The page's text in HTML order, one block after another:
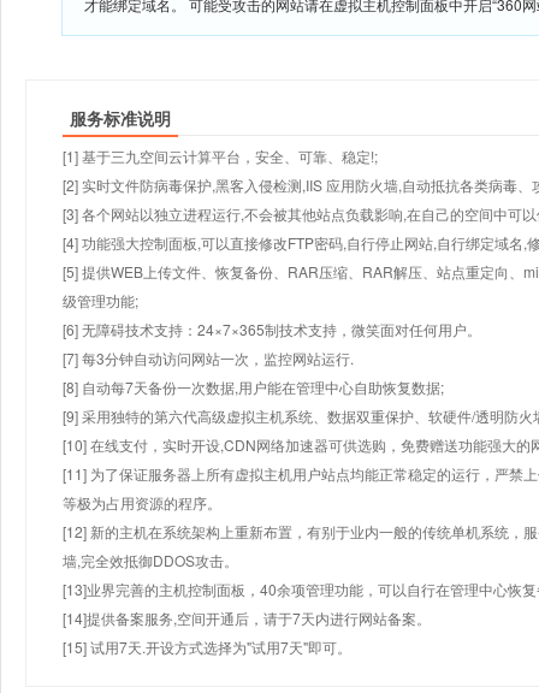
才能绑定域名。 可能受攻击的网站请在虚拟主机控制面板中开启“360
服务标准说明
[1] 基于三九空间云计算平台，安全、可靠、稳定!;
[2] 实时文件防病毒保护,黑客入侵检测,IIS 应用防火墙,自动抵抗各类病毒、
[3] 各个网站以独立进程运行,不会被其他站点负载影响,在自己的空间中可
[4] 功能强大控制面板,可以直接修改FTP密码,自行停止网站,自行绑定域名,
[5] 提供WEB上传文件、恢复备份、RAR压缩、RAR解压、站点重定向、
级管理功能;
[6] 无障碍技术支持：24×7×365制技术支持，微笑面对任何用户。
[7] 每3分钟自动访问网站一次，监控网站运行.
[8] 自动每7天备份一次数据,用户能在管理中心自助恢复数据;
[9] 采用独特的第六代高级虚拟主机系统、数据双重保护、软硬件/透明防火
[10] 在线支付，实时开设,CDN网络加速器可供选购，免费赠送功能强大
[11] 为了保证服务器上所有虚拟主机用户站点均能正常稳定的运行，严禁
等极为占用资源的程序。
[12] 新的主机在系统架构上重新布置，有别于业内一般的传统单机系统，
墙,完全效抵御DDOS攻击。
[13]业界完善的主机控制面板，40余项管理功能，可以自行在管理中心恢
[14]提供备案服务,空间开通后，请于7天内进行网站备案。
[15] 试用7天.开设方式选择为"试用7天"即可。